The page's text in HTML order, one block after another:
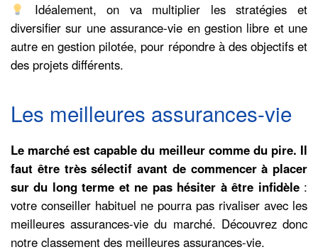
Idéalement, on va multiplier les stratégies et
diversifier sur une assurance-vie en gestion libre et une
autre en gestion pilotée, pour répondre à des objectifs et
des projets différents.
Les meilleures assurances-vie
Le marché est capable du meilleur comme du pire. Il
faut être très sélectif avant de commencer à placer
sur du long terme et ne pas hésiter à être infidèle:
votre conseiller habituel ne pourra pas rivaliser avec les
meilleures assurances-vie du marché. Découvrez donc
notre classement des meilleures assurances-vie.